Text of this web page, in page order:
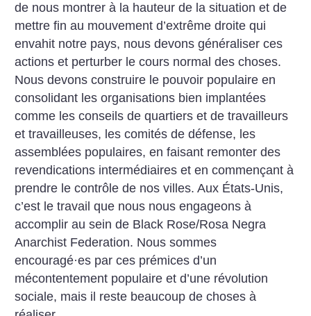
de nous montrer à la hauteur de la situation et de
mettre fin au mouvement d’extrême droite qui
envahit notre pays, nous devons généraliser ces
actions et perturber le cours normal des choses.
Nous devons construire le pouvoir populaire en
consolidant les organisations bien implantées
comme les conseils de quartiers et de travailleurs
et travailleuses, les comités de défense, les
assemblées populaires, en faisant remonter des
revendications intermédiaires et en commençant à
prendre le contrôle de nos villes. Aux États-Unis,
c’est le travail que nous nous engageons à
accomplir au sein de Black Rose/Rosa Negra
Anarchist Federation. Nous sommes
encouragé·es par ces prémices d’un
mécontentement populaire et d’une révolution
sociale, mais il reste beaucoup de choses à